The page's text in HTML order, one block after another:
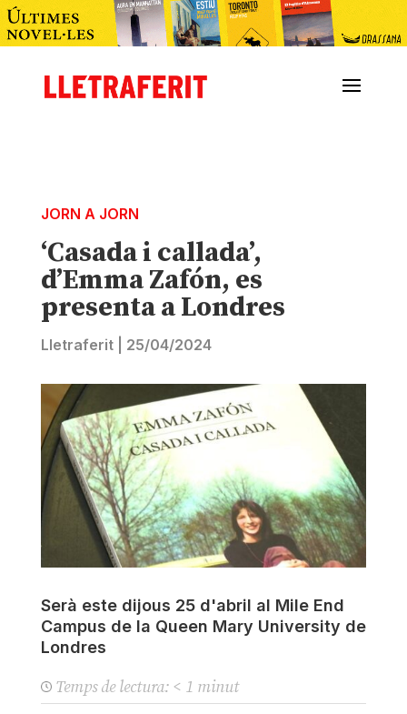
JORN A JORN
‘Casada i callada’,
d’Emma Zafón, es
presenta a Londres
Lletraferit| 25/04/2024
Serà este dijous 25 d'abril al Mile End
Campus de la Queen Mary University de
Londres
Temps de lectura: < 1 minut